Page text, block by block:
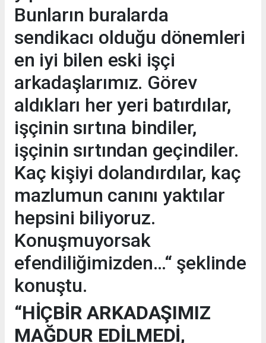
Bunların buralarda
sendikacı olduğu dönemleri
en iyi bilen eski işçi
arkadaşlarımız. Görev
aldıkları her yeri batırdılar,
işçinin sırtına bindiler,
işçinin sırtından geçindiler.
Kaç kişiyi dolandırdılar, kaç
mazlumun canını yaktılar
hepsini biliyoruz.
Konuşmuyorsak
efendiliğimizden…“ şeklinde
konuştu.
“HİÇBİR ARKADAŞIMIZ
MAĞDUR EDİLMEDİ,